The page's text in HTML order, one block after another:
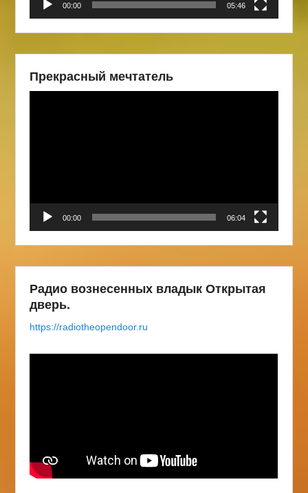
00:00 05:46
Прекрасный мечтатель
00:00 06:04
Радио вознесенных владык Открытая
дверь.
https://radiotheopendoor.ru